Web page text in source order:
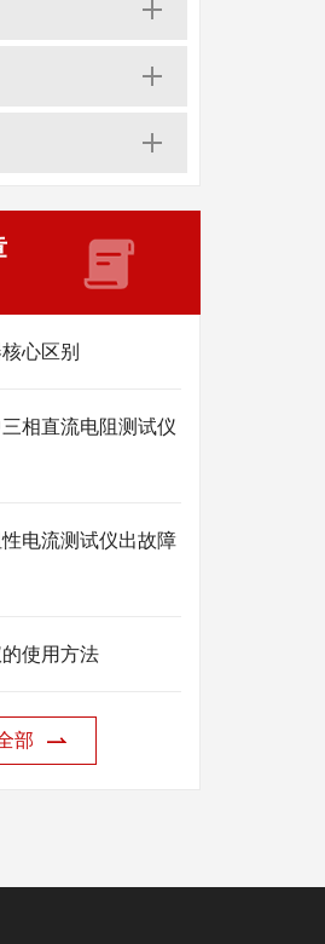
心区别
相直流电阻测试仪
电流测试仪出故障
使用方法
部